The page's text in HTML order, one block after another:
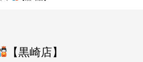
【黒崎店】